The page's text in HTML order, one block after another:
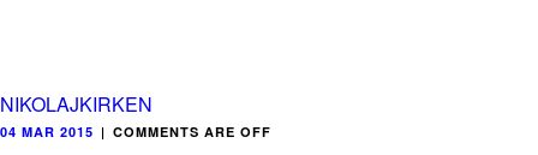
NIKOLAJKIRKEN
04 MAR 2015 | COMMENTS ARE OFF